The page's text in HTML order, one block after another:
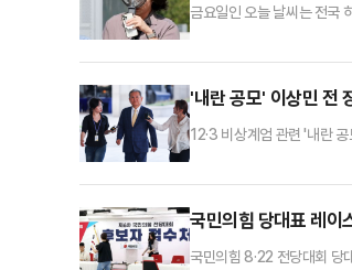
금요일인 오늘 날씨는 전국
리가 급격히 짧아지고 도로
'내란 공모' 이상민 전
12·3 비상계엄 관련 '내란
의 염려가 있다"며 이날 영
국민의힘 당대표 레
국민의힘 8·22 전당대회 당